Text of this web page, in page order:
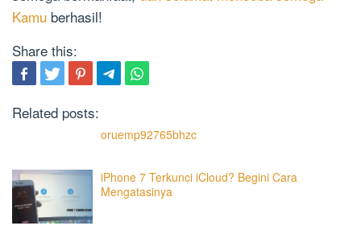
Kamu berhasil!
Share this:
Related posts:
oruemp92765bhzc
iPhone 7 Terkunci iCloud? Begini Cara
Mengatasinya